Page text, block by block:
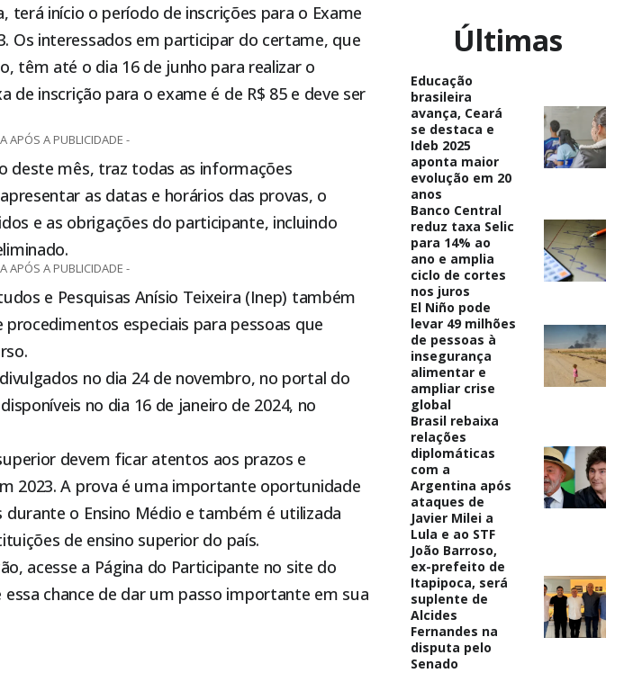
início o período de inscrições para o Exame
Os interessados em participar do certame, que
têm até o dia 16 de junho para realizar o
de inscrição para o exame é de R$ 85 e deve ser
APÓS A PUBLICIDADE -
deste mês, traz todas as informações
as datas e horários das provas, o
e as obrigações do participante, incluindo
APÓS A PUBLICIDADE -
e Pesquisas Anísio Teixeira (Inep) também
especiais para pessoas que
no dia 24 de novembro, no portal do
no dia 16 de janeiro de 2024, no
devem ficar atentos aos prazos e
2023. A prova é uma importante oportunidade
o Ensino Médio e também é utilizada
de ensino superior do país.
acesse a Página do Participante no site do
chance de dar um passo importante em sua
Últimas
Educação
brasileira
avança, Ceará
se destaca e
Ideb 2025
aponta maior
evolução em 20
anos
Banco Central
reduz taxa Selic
para 14% ao
ano e amplia
ciclo de cortes
nos juros
El Niño pode
levar 49 milhões
de pessoas à
insegurança
alimentar e
ampliar crise
global
Brasil rebaixa
relações
diplomáticas
com a
Argentina após
ataques de
Javier Milei a
Lula e ao STF
João Barroso,
ex-prefeito de
Itapipoca, será
suplente de
Alcides
Fernandes na
disputa pelo
Senado